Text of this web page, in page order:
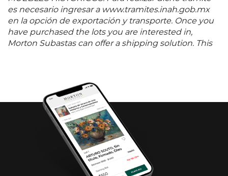
es necesario ingresar a www.tramites.inah.gob.mx
en la opción de exportación y transporte. Once you
have purchased the lots you are interested in,
Morton Subastas can offer a shipping solution. This